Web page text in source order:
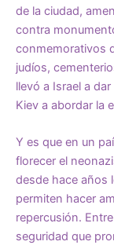
de la ciudad,
contra
conmemorativos
judíos,
llevó a Israel a
Kiev a abordar la
Y es que en un
florecer el
desde hace años
permiten hacer
repercusión.
seguridad que